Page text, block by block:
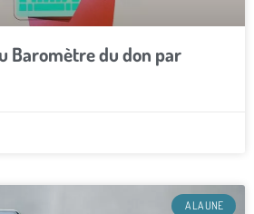
Baromètre du don par
A LA UNE